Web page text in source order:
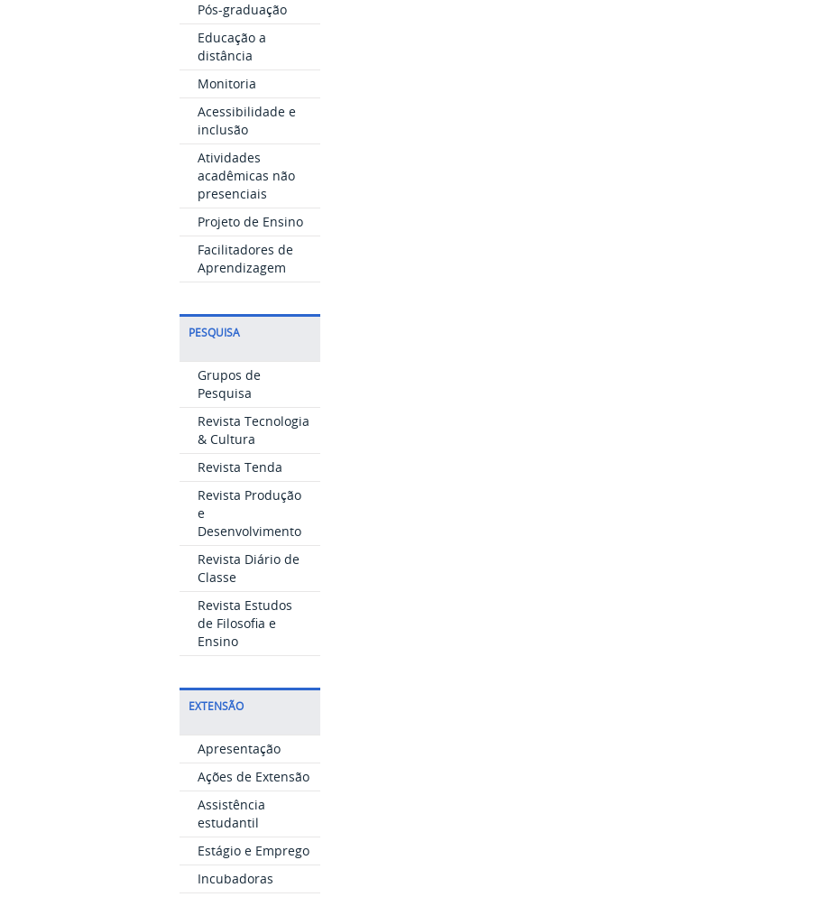
Pós-graduação
Educação a
distância
Monitoria
Acessibilidade e
inclusão
Atividades
acadêmicas não
presenciais
Projeto de Ensino
Facilitadores de
Aprendizagem
PESQUISA
Grupos de
Pesquisa
Revista Tecnologia
& Cultura
Revista Tenda
Revista Produção
e
Desenvolvimento
Revista Diário de
Classe
Revista Estudos
de Filosofia e
Ensino
EXTENSÃO
Apresentação
Ações de Extensão
Assistência
estudantil
Estágio e Emprego
Incubadoras